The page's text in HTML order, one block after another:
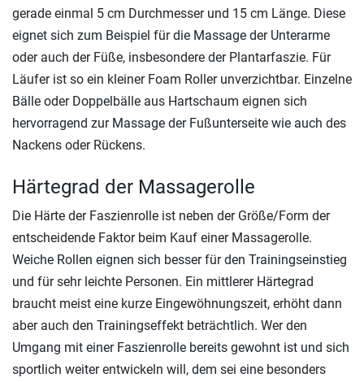
gerade einmal 5 cm Durchmesser und 15 cm Länge. Diese
eignet sich zum Beispiel für die Massage der Unterarme
oder auch der Füße, insbesondere der Plantarfaszie. Für
Läufer ist so ein kleiner Foam Roller unverzichtbar. Einzelne
Bälle oder Doppelbälle aus Hartschaum eignen sich
hervorragend zur Massage der Fußunterseite wie auch des
Nackens oder Rückens.
Härtegrad der Massagerolle
Die Härte der Faszienrolle ist neben der Größe/Form der
entscheidende Faktor beim Kauf einer Massagerolle.
Weiche Rollen eignen sich besser für den Trainingseinstieg
und für sehr leichte Personen. Ein mittlerer Härtegrad
braucht meist eine kurze Eingewöhnungszeit, erhöht dann
aber auch den Trainingseffekt beträchtlich. Wer den
Umgang mit einer Faszienrolle bereits gewohnt ist und sich
sportlich weiter entwickeln will, dem sei eine besonders